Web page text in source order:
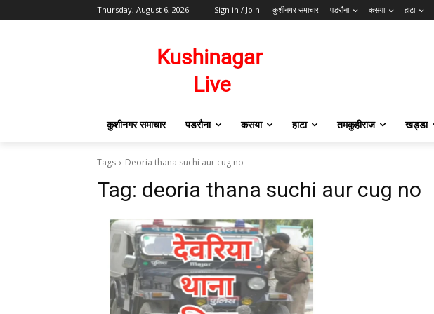
Thursday, August 6, 2026 Sign in / Join कुशीनगर समाचार पडरौना कसया हाटा
कुशीनगर समाचार पडरौना कसया हाटा तमकुहीराज खड्डा
Tags Deoria thana suchi aur cug no
Tag: deoria thana suchi aur cug no